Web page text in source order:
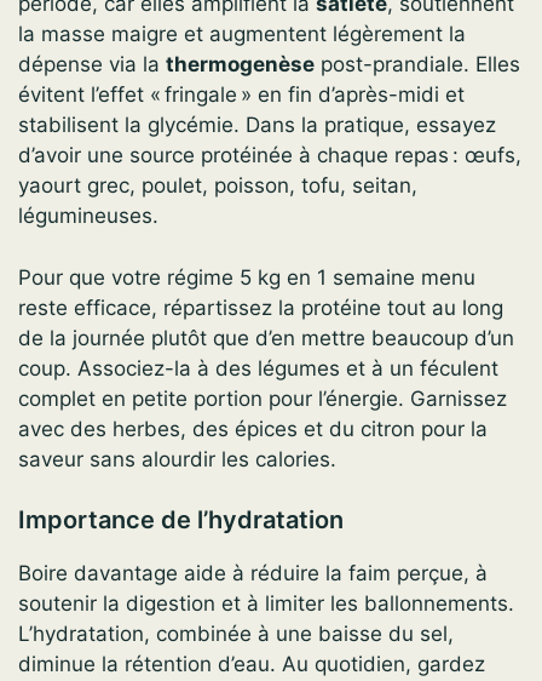
la masse maigre et augmentent légèrement la
dépense via la thermogenèse post-prandiale. Elles
évitent l’effet « fringale » en fin d’après-midi et
stabilisent la glycémie. Dans la pratique, essayez
d’avoir une source protéinée à chaque repas : œufs,
yaourt grec, poulet, poisson, tofu, seitan,
légumineuses.
Pour que votre régime 5 kg en 1 semaine menu
reste efficace, répartissez la protéine tout au long
de la journée plutôt que d’en mettre beaucoup d’un
coup. Associez-la à des légumes et à un féculent
complet en petite portion pour l’énergie. Garnissez
avec des herbes, des épices et du citron pour la
saveur sans alourdir les calories.
Importance de l’hydratation
Boire davantage aide à réduire la faim perçue, à
soutenir la digestion et à limiter les ballonnements.
L’hydratation, combinée à une baisse du sel,
diminue la rétention d’eau. Au quotidien, gardez